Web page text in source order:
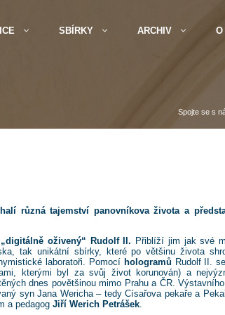
SBÍRKY ARCHIV O
Spojte se s
různá tajemství panovníkova života a
„digitálně oživený“ Rudolf II. Přiblíží jim jak své
tak unikátní sbírky, které po většinu života
laboratoři. Pomocí hologramů Rudolf II.
kterými byl za svůj život korunován) a
dnes povětšinou mimo Prahu a ČR.
syn Jana Wericha – tedy Císařova pekaře a
a pedagog Jiří Werich Petrášek.